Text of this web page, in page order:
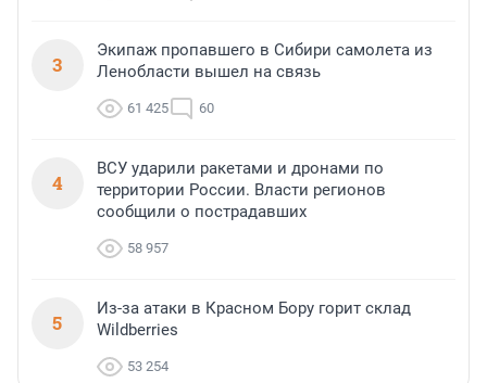
3
Экипаж пропавшего в Сибири самолета из
Ленобласти вышел на связь
61 425 60
4
ВСУ ударили ракетами и дронами по
территории России. Власти регионов
сообщили о пострадавших
58 957
5
Из-за атаки в Красном Бору горит склад
Wildberries
53 254